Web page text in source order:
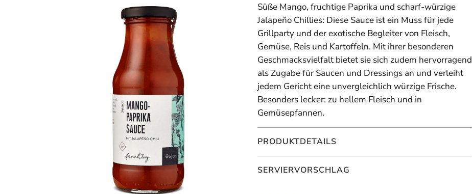
Süße Mango, fruchtige Paprika und scharf-würzige
Jalapeño Chillies: Diese Sauce ist ein Muss für jede
Grillparty und der exotische Begleiter von Fleisch,
Gemüse, Reis und Kartoffeln. Mit ihrer besonderen
Geschmacksvielfalt bietet sie sich zudem hervorragend
als Zugabe für Saucen und Dressings an und verleiht
jedem Gericht eine unvergleichlich würzige Frische.
Besonders lecker: zu hellem Fleisch und in
Gemüsepfannen.
PRODUKTDETAILS
SERVIERVORSCHLAG